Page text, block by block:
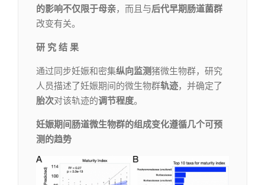
的影响不仅限于母亲，而且与后代早期肠道菌群
改变有关。
研 究 结 果
通过同步妊娠和密集纵向监测猪微生物群，研究
人员描述了妊娠期间的微生物群轨迹，并确定了
胎次对该轨迹的调节程度。
妊娠期间肠道微生物群的组成变化遵循几个可预
测的趋势